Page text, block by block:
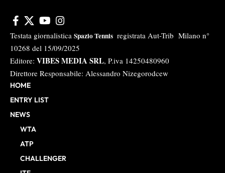
Testata giornalistica Spazio Tennis registrata Aut-Trib Milano n°
10268 del 15/09/2025
Editore: VIBES MEDIA SRL, P.iva 14250480960
Direttore Responsabile: Alessandro Nizegorodcew
HOME
ENTRY LIST
NEWS
WTA
ATP
CHALLENGER